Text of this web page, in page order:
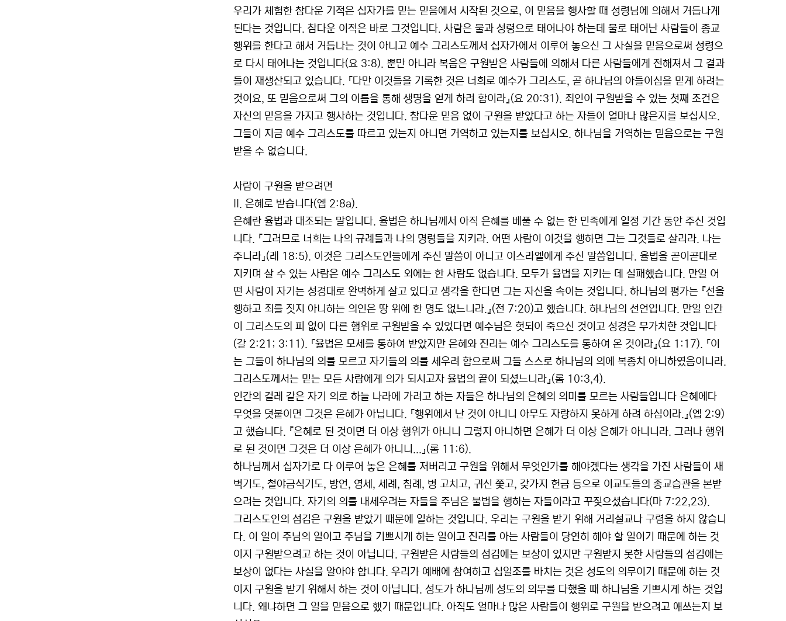
우리가 체험한 참다운 기적은 십자가를 믿는 믿음에서 시작된 것으로, 이 믿음을 행사할 때 성령님에 의해서 거듭나게
된다는 것입니다. 참다운 이적은 바로 그것입니다. 사람은 물과 성령으로 태어나야 하는데 물로 태어난 사람들이 종교
행위를 한다고 해서 거듭나는 것이 아니고 예수 그리스도께서 십자가에서 이루어 놓으신 그 사실을 믿음으로써 성령으
로 다시 태어나는 것입니다(요 3:8). 뿐만 아니라 복음은 구원받은 사람들에 의해서 다른 사람들에게 전해져서 그 결과
들이 재생산되고 있습니다. 『다만 이것들을 기록한 것은 너희로 예수가 그리스도, 곧 하나님의 아들이심을 믿게 하려는
것이요, 또 믿음으로써 그의 이름을 통해 생명을 얻게 하려 함이라』(요 20:31). 죄인이 구원받을 수 있는 첫째 조건은
자신의 믿음을 가지고 행사하는 것입니다. 참다운 믿음 없이 구원을 받았다고 하는 자들이 얼마나 많은지를 보십시오.
그들이 지금 예수 그리스도를 따르고 있는지 아니면 거역하고 있는지를 보십시오. 하나님을 거역하는 믿음으로는 구원
받을 수 없습니다.
사람이 구원을 받으려면
II. 은혜로 받습니다(엡 2:8a).
은혜란 율법과 대조되는 말입니다. 율법은 하나님께서 아직 은혜를 베풀 수 없는 한 민족에게 일정 기간 동안 주신 것입
니다. 『그러므로 너희는 나의 규례들과 나의 명령들을 지키라. 어떤 사람이 이것을 행하면 그는 그것들로 살리라. 나는
주니라』(레 18:5). 이것은 그리스도인들에게 주신 말씀이 아니고 이스라엘에게 주신 말씀입니다. 율법을 곧이곧대로
지키며 살 수 있는 사람은 예수 그리스도 외에는 한 사람도 없습니다. 모두가 율법을 지키는 데 실패했습니다. 만일 어
떤 사람이 자기는 성경대로 완벽하게 살고 있다고 생각을 한다면 그는 자신을 속이는 것입니다. 하나님의 평가는 『선을
행하고 죄를 짓지 아니하는 의인은 땅 위에 한 명도 없느니라.』(전 7:20)고 했습니다. 하나님의 선언입니다. 만일 인간
이 그리스도의 피 없이 다른 행위로 구원받을 수 있었다면 예수님은 헛되이 죽으신 것이고 성경은 무가치한 것입니다
(갈 2:21; 3:11). 『율법은 모세를 통하여 받았지만 은혜와 진리는 예수 그리스도를 통하여 온 것이라』(요 1:17). 『이
는 그들이 하나님의 의를 모르고 자기들의 의를 세우려 함으로써 그들 스스로 하나님의 의에 복종치 아니하였음이니라.
그리스도께서는 믿는 모든 사람에게 의가 되시고자 율법의 끝이 되셨느니라』(롬 10:3,4).
인간의 걸레 같은 자기 의로 하늘 나라에 가려고 하는 자들은 하나님의 은혜의 의미를 모르는 사람들입니다 은혜에다
무엇을 덧붙이면 그것은 은혜가 아닙니다. 『행위에서 난 것이 아니니 아무도 자랑하지 못하게 하려 하심이라.』(엡 2:9)
고 했습니다. 『은혜로 된 것이면 더 이상 행위가 아니니 그렇지 아니하면 은혜가 더 이상 은혜가 아니니라. 그러나 행위
로 된 것이면 그것은 더 이상 은혜가 아니니...』(롬 11:6).
하나님께서 십자가로 다 이루어 놓은 은혜를 저버리고 구원을 위해서 무엇인가를 해야겠다는 생각을 가진 사람들이 새
벽기도, 철야금식기도, 방언, 영세, 세례, 침례, 병 고치고, 귀신 쫓고, 갖가지 헌금 등으로 이교도들의 종교습관을 본받
으려는 것입니다. 자기의 의를 내세우려는 자들을 주님은 불법을 행하는 자들이라고 꾸짖으셨습니다(마 7:22,23).
그리스도인의 섬김은 구원을 받았기 때문에 일하는 것입니다. 우리는 구원을 받기 위해 거리설교나 구령을 하지 않습니
다. 이 일이 주님의 일이고 주님을 기쁘시게 하는 일이고 진리를 아는 사람들이 당연히 해야 할 일이기 때문에 하는 것
이지 구원받으려고 하는 것이 아닙니다. 구원받은 사람들의 섬김에는 보상이 있지만 구원받지 못한 사람들의 섬김에는
보상이 없다는 사실을 알아야 합니다. 우리가 예배에 참여하고 십일조를 바치는 것은 성도의 의무이기 때문에 하는 것
이지 구원을 받기 위해서 하는 것이 아닙니다. 성도가 하나님께 성도의 의무를 다했을 때 하나님을 기쁘시게 하는 것입
니다. 왜냐하면 그 일을 믿음으로 했기 때문입니다. 아직도 얼마나 많은 사람들이 행위로 구원을 받으려고 애쓰는지 보